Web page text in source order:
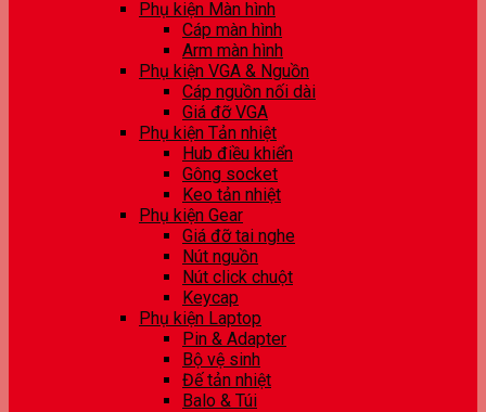
Phụ kiện Màn hình
Cáp màn hình
Arm màn hình
Phụ kiện VGA & Nguồn
Cáp nguồn nối dài
Giá đỡ VGA
Phụ kiện Tản nhiệt
Hub điều khiển
Gông socket
Keo tản nhiệt
Phụ kiện Gear
Giá đỡ tai nghe
Nút nguồn
Nút click chuột
Keycap
Phụ kiện Laptop
Pin & Adapter
Bộ vệ sinh
Đế tản nhiệt
Balo & Túi